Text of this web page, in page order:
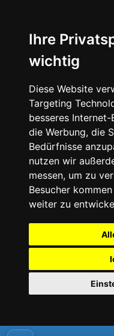
Ihre
wichtig
Diese Website
Targeting
besseres
die Werbung, die
Bedürfnisse
nutzen wir
messen, um zu
Besucher
weiter zu